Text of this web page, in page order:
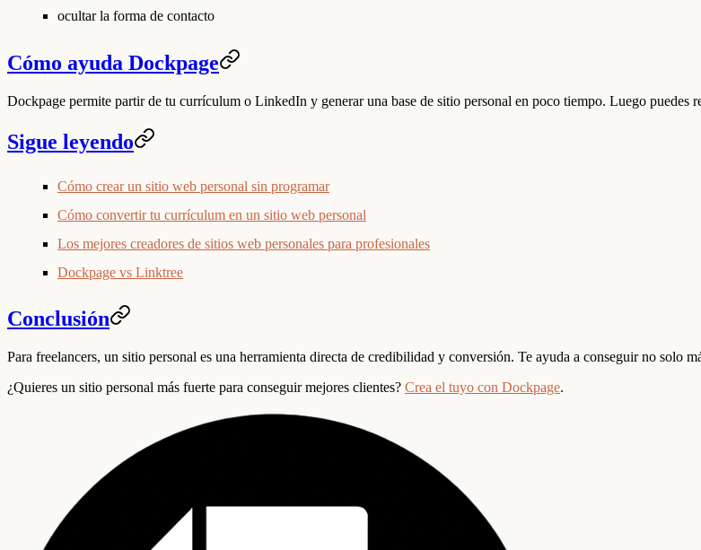
ocultar la forma de contacto
Cómo ayuda Dockpage
Dockpage permite partir de tu currículum o LinkedIn y generar una base de sitio personal en poco tiempo. Luego puedes
Sigue leyendo
Cómo crear un sitio web personal sin programar
Cómo convertir tu currículum en un sitio web personal
Los mejores creadores de sitios web personales para profesionales
Dockpage vs Linktree
Conclusión
Para freelancers, un sitio personal es una herramienta directa de credibilidad y conversión. Te ayuda a conseguir no solo
¿Quieres un sitio personal más fuerte para conseguir mejores clientes? Crea el tuyo con Dockpage.